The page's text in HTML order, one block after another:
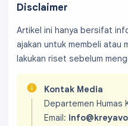
Disclaimer
Artikel ini hanya bersifat
ajakan untuk membeli atau
lakukan riset sebelum
Kontak Media
Departemen Humas
Email: